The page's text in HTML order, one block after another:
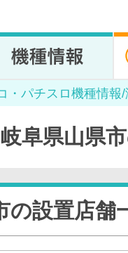
・パチスロ機種情報
阜県山県
の設置店舗